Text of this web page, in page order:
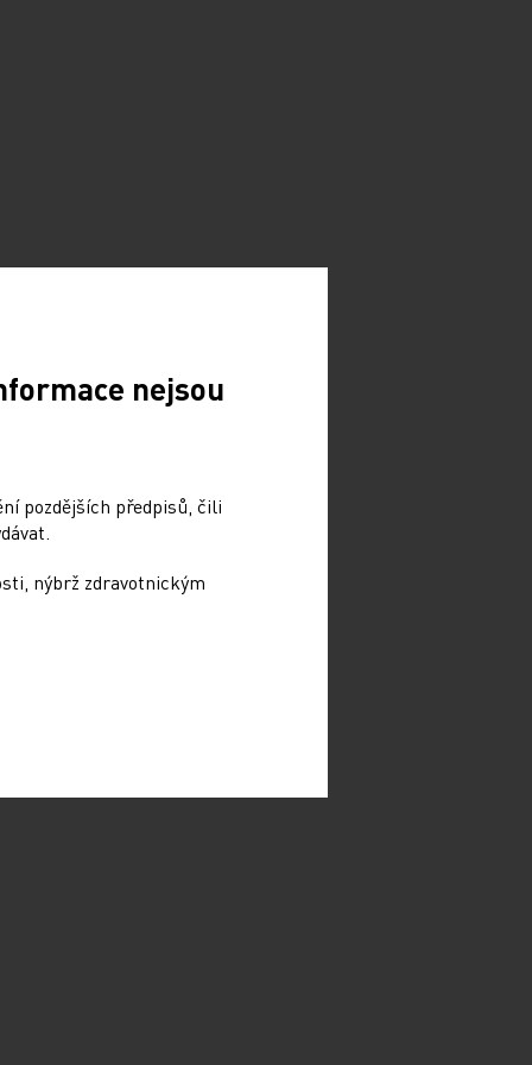
nejsou
pozdějších předpisů, čili
nýbrž zdravotnickým